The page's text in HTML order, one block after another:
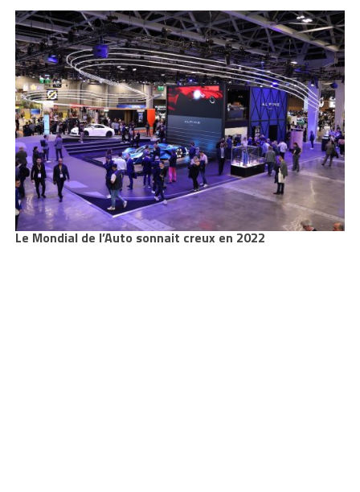
Le Mondial de l’Auto sonnait creux en 2022